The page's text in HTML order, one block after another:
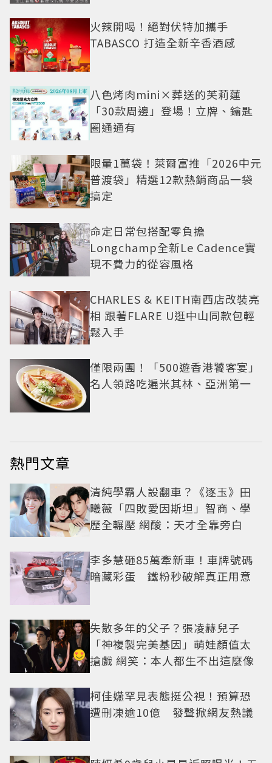
火辣開喝！絕對伏特加攜手
TABASCO 打造全新辛香酒感
八色烤肉mini×葬送的芙莉蓮
「30款周邊」登場！立牌、鑰匙
圈通通有
限量1萬袋！萊爾富推「2026中元
普渡袋」精選12款熱銷商品一袋
搞定
命定日常包搭配零負擔
Longchamp全新Le Cadence實
現不費力的從容風格
CHARLES & KEITH南西店改裝亮
相 跟著FLARE U逛中山同款包輕
鬆入手
僅限兩團！「500遊香港饕客宴」
名人領路吃遍米其林、亞洲第一
熱門文章
清純學霸人設翻車？《逐玉》田
曦薇「四敗愛因斯坦」智商、學
歷全輾壓 網酸：天才全靠旁白
李多慧砸85萬牽新車！車牌號碼
暗藏彩蛋 鐵粉秒破解真正用意
失散多年的父子？張凌赫兒子
「神複製完美基因」萌娃顏值太
搶戲 網笑：本人都生不出這麼像
柯佳嬿罕見表態挺公視！預算恐
遭刪凍逾10億 發聲掀網友熱議